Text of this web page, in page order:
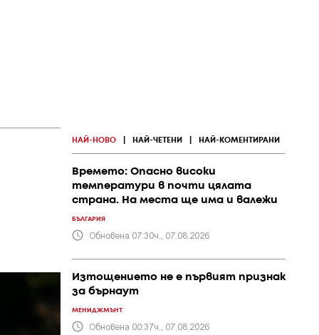
НАЙ-НОВО НАЙ-ЧЕТЕНИ НАЙ-КОМЕНТИРАНИ
Времето: Опасно високи
температури в почти цялата
страна. На места ще има и валежи
БЪЛГАРИЯ
Обновена 07:30ч., 07.08.2026
Изтощението не е първият признак
за бърнаут
МЕНИДЖМЪНТ
Обновена 00:37ч., 07.08.2026